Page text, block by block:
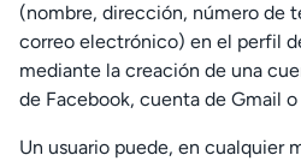
(nombre, dirección, número de
correo electrónico) en el perfil
mediante la creación de una
de Facebook, cuenta de Gmail
Un usuario puede, en cualquier